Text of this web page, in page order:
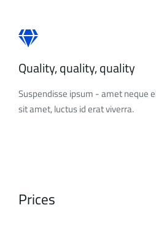
Quality, quality, quality
Suspendisse ipsum - amet neque
sit amet, luctus id erat viverra.
Prices